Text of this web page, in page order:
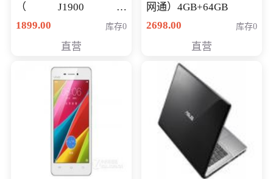
（J1900四
核/4G/120G0.8CM厚度
1899.00 库存0
直营
网通）4GB+64GB
2698.00
库存0
直营